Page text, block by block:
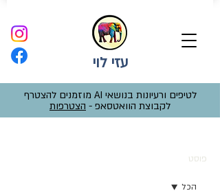
עזי לוי
לטיפים ורעיונות בנושאי AI מוזמנים להצטרף
לקבוצת הוואטסאפ - הצטרפות
פוסט
הכל